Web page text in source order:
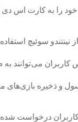
را به کارت اس دی
نینتندو سوئیچ
می‌توانند
و ذخیره بازی‌های
درخواست شده